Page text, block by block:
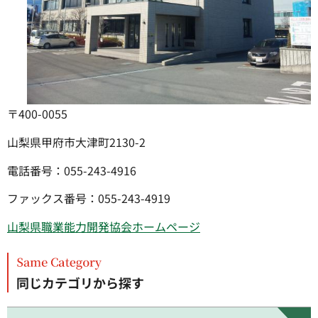
〒400-0055
山梨県甲府市大津町2130-2
電話番号：055-243-4916
ファックス番号：055-243-4919
山梨県職業能力開発協会ホームページ
同じカテゴリから探す